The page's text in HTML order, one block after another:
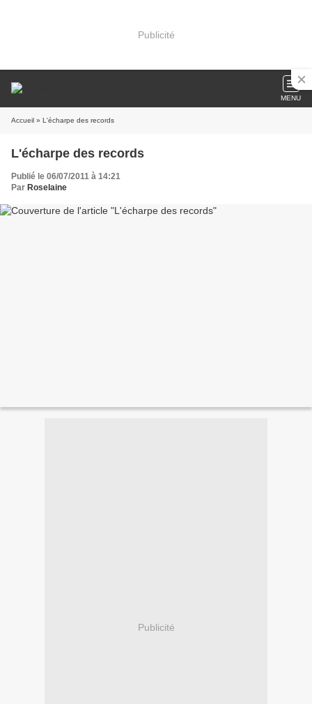
Publicité
MENU
Accueil » L'écharpe des records
L'écharpe des records
Publié le 06/07/2011 à 14:21
Par Roselaine
Publicité